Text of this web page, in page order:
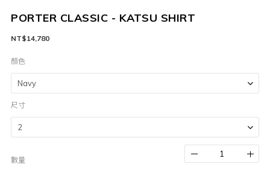
PORTER CLASSIC - KATSU SHIRT
NT$14,780
顏色
尺寸
數量